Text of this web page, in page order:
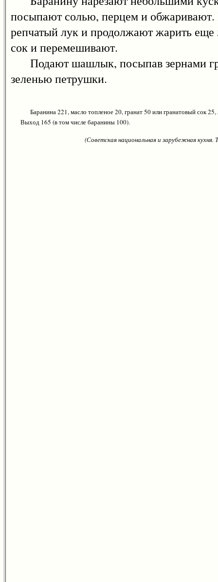
посыпают солью, перцем и обжаривают.
репчатый лук и продолжают жарить
сок и перемешивают.
Подают шашлык, посыпав зернами
зеленью петрушки.
Баранина 221, масло топленое 20, гранат 50 или гранатовый сок
Выход 165 (в том числе баранины 100).
(Советская национальная и зарубежная